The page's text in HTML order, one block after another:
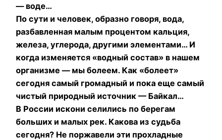
— воде…
По сути и человек, образно говоря, вода,
разбавленная малым процентом кальция,
железа, углерода, другими элементами… И
когда изменяется «водный состав» в нашем
организме — мы болеем. Как «болеет»
сегодня самый громадный и пока еще самый
чистый природный источник — Байкал…
В России искони селились по берегам
больших и малых рек. Какова из судьба
сегодня? Не поржавели эти прохладные